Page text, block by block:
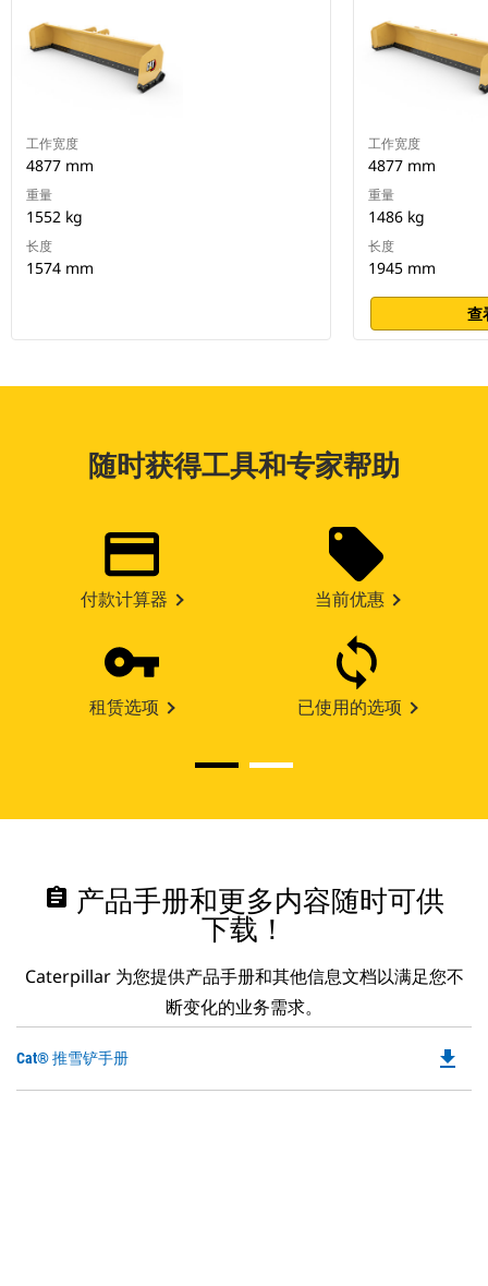
工作宽度
4877 mm
重量
1552 kg
长度
1574 mm
工作宽度
4877 mm
重量
1486 kg
长度
1945 mm
查
随时获得工具和专家帮助
付款计算器 当前优惠
租赁选项 已使用的选项
assignment 产品手册和更多内容随时可供
下载！
Caterpillar 为您提供产品手册和其他信息文档以满足您不
断变化的业务需求。
Cat® 推雪铲手册 file_download